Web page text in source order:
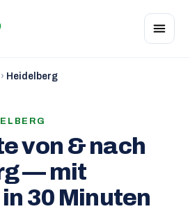
› Heidelberg
von & nach
— mit
30 Minuten